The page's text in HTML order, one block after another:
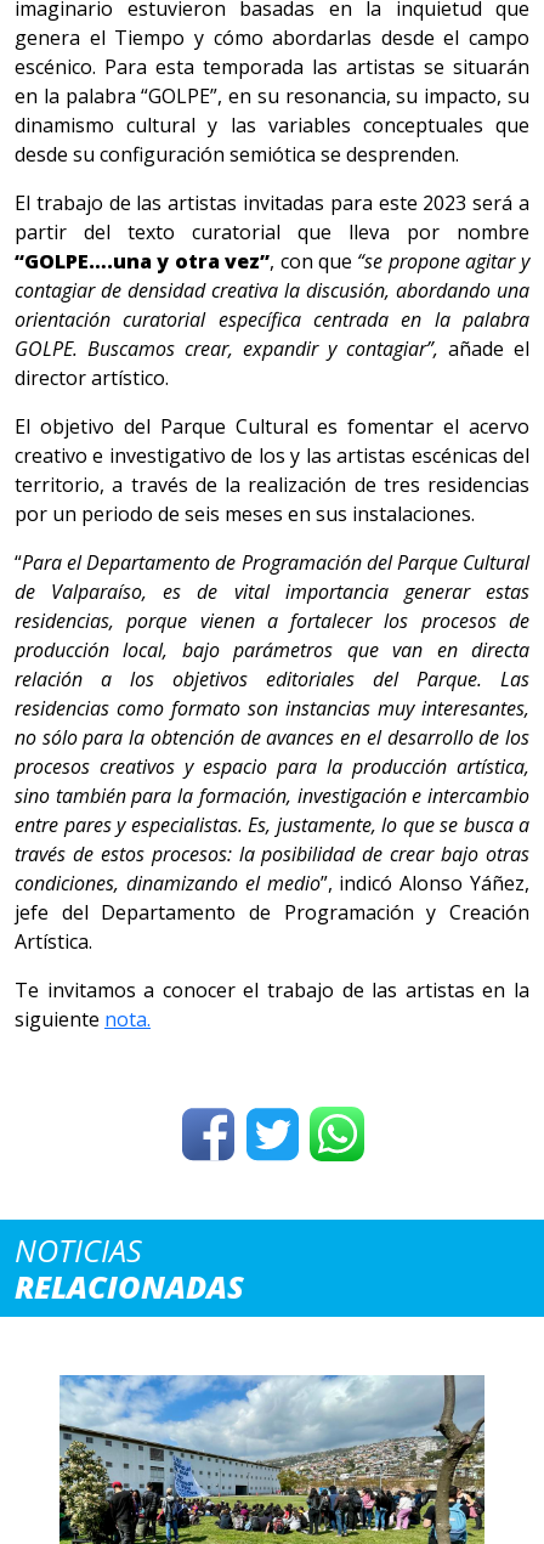
imaginario estuvieron basadas en la inquietud que
genera el Tiempo y cómo abordarlas desde el campo
escénico. Para esta temporada las artistas se situarán
en la palabra “GOLPE”, en su resonancia, su impacto, su
dinamismo cultural y las variables conceptuales que
desde su configuración semiótica se desprenden.
El trabajo de las artistas invitadas para este 2023 será a
partir del texto curatorial que lleva por nombre
“GOLPE….una y otra vez”, con que “se propone agitar y
contagiar de densidad creativa la discusión, abordando una
orientación curatorial específica centrada en la palabra
GOLPE. Buscamos crear, expandir y contagiar”, añade el
director artístico.
El objetivo del Parque Cultural es fomentar el acervo
creativo e investigativo de los y las artistas escénicas del
territorio, a través de la realización de tres residencias
por un periodo de seis meses en sus instalaciones.
“Para el Departamento de Programación del Parque Cultural
de Valparaíso, es de vital importancia generar estas
residencias, porque vienen a fortalecer los procesos de
producción local, bajo parámetros que van en directa
relación a los objetivos editoriales del Parque. Las
residencias como formato son instancias muy interesantes,
no sólo para la obtención de avances en el desarrollo de los
procesos creativos y espacio para la producción artística,
sino también para la formación, investigación e intercambio
entre pares y especialistas. Es, justamente, lo que se busca a
través de estos procesos: la posibilidad de crear bajo otras
condiciones, dinamizando el medio”, indicó Alonso Yáñez,
jefe del Departamento de Programación y Creación
Artística.
Te invitamos a conocer el trabajo de las artistas en la
siguiente nota.
NOTICIAS
RELACIONADAS